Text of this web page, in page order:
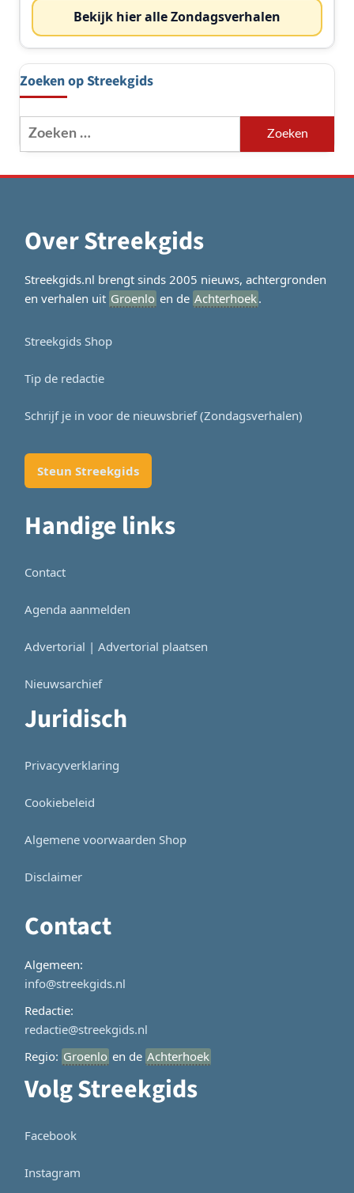
Bekijk hier alle Zondagsverhalen
Zoeken op Streekgids
Zoeken
naar:
Over Streekgids
Streekgids.nl brengt sinds 2005 nieuws, achtergronden
en verhalen uit Groenlo en de Achterhoek.
Streekgids Shop
Tip de redactie
Schrijf je in voor de nieuwsbrief (Zondagsverhalen)
Steun Streekgids
Handige links
Contact
Agenda aanmelden
Advertorial | Advertorial plaatsen
Nieuwsarchief
Juridisch
Privacyverklaring
Cookiebeleid
Algemene voorwaarden Shop
Disclaimer
Contact
Algemeen:
info@streekgids.nl
Redactie:
redactie@streekgids.nl
Regio: Groenlo en de Achterhoek
Volg Streekgids
Facebook
Instagram